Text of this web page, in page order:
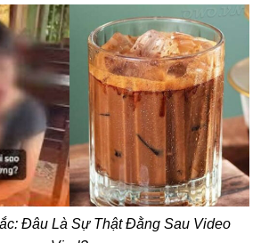
Đâu Là Sự Thật Đằng Sau Video